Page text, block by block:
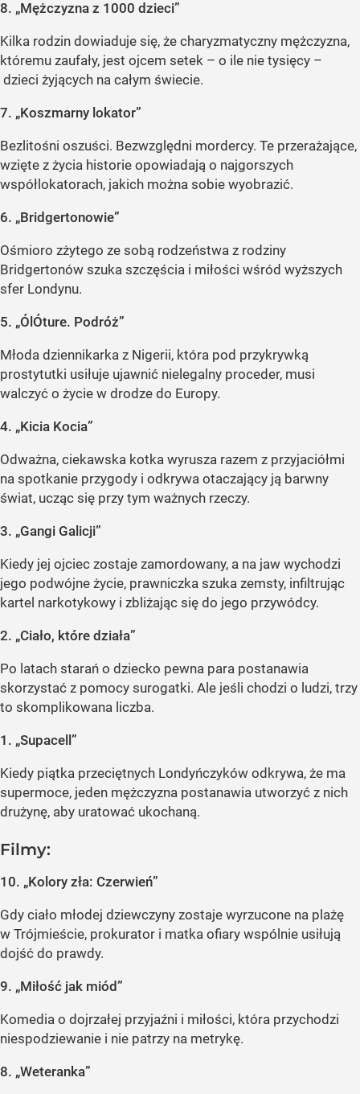
8. „Mężczyzna z 1000 dzieci”
Kilka rodzin dowiaduje się, że charyzmatyczny mężczyzna,
któremu zaufały, jest ojcem setek – o ile nie tysięcy –
dzieci żyjących na całym świecie.
7. „Koszmarny lokator”
Bezlitośni oszuści. Bezwzględni mordercy. Te przerażające,
wzięte z życia historie opowiadają o najgorszych
współlokatorach, jakich można sobie wyobrazić.
6. „Bridgertonowie”
Ośmioro zżytego ze sobą rodzeństwa z rodziny
Bridgertonów szuka szczęścia i miłości wśród wyższych
sfer Londynu.
5. „ÓlÓture. Podróż”
Młoda dziennikarka z Nigerii, która pod przykrywką
prostytutki usiłuje ujawnić nielegalny proceder, musi
walczyć o życie w drodze do Europy.
4. „Kicia Kocia”
Odważna, ciekawska kotka wyrusza razem z przyjaciółmi
na spotkanie przygody i odkrywa otaczający ją barwny
świat, ucząc się przy tym ważnych rzeczy.
3. „Gangi Galicji”
Kiedy jej ojciec zostaje zamordowany, a na jaw wychodzi
jego podwójne życie, prawniczka szuka zemsty, infiltrując
kartel narkotykowy i zbliżając się do jego przywódcy.
2. „Ciało, które działa”
Po latach starań o dziecko pewna para postanawia
skorzystać z pomocy surogatki. Ale jeśli chodzi o ludzi, trzy
to skomplikowana liczba.
1. „Supacell”
Kiedy piątka przeciętnych Londyńczyków odkrywa, że ma
supermoce, jeden mężczyzna postanawia utworzyć z nich
drużynę, aby uratować ukochaną.
Filmy:
10. „Kolory zła: Czerwień”
Gdy ciało młodej dziewczyny zostaje wyrzucone na plażę
w Trójmieście, prokurator i matka ofiary wspólnie usiłują
dojść do prawdy.
9. „Miłość jak miód”
Komedia o dojrzałej przyjaźni i miłości, która przychodzi
niespodziewanie i nie patrzy na metrykę.
8. „Weteranka”